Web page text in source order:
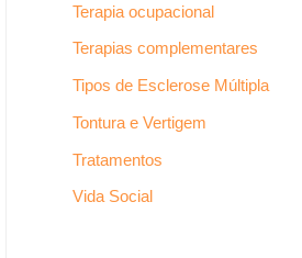
Terapia ocupacional
Terapias complementares
Tipos de Esclerose Múltipla
Tontura e Vertigem
Tratamentos
Vida Social